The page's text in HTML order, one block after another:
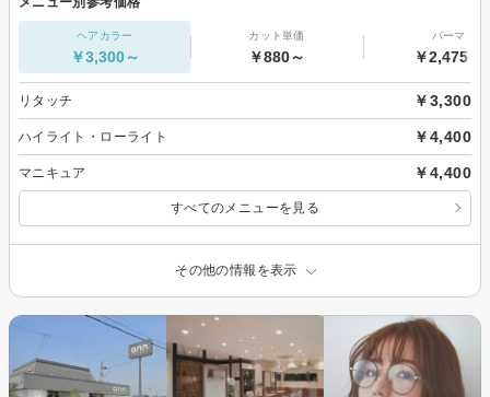
ヘアカラー
￥3,300～
カット単価
￥880～
パーマ
￥2,475～
リタッチ ￥3,300
ハイライト・ローライト ￥4,400
マニキュア ￥4,400
すべてのメニューを見る
その他の情報を表示